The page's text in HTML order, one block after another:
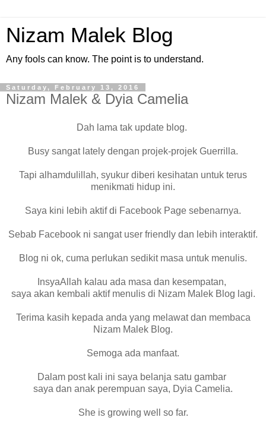
Nizam Malek Blog
Any fools can know. The point is to understand.
Saturday, February 13, 2016
Nizam Malek & Dyia Camelia
Dah lama tak update blog.
Busy sangat lately dengan projek-projek Guerrilla.
Tapi alhamdulillah, syukur diberi kesihatan untuk terus
menikmati hidup ini.
Saya kini lebih aktif di Facebook Page sebenarnya.
Sebab Facebook ni sangat user friendly dan lebih interaktif.
Blog ni ok, cuma perlukan sedikit masa untuk menulis.
InsyaAllah kalau ada masa dan kesempatan,
saya akan kembali aktif menulis di Nizam Malek Blog lagi.
Terima kasih kepada anda yang melawat dan membaca
Nizam Malek Blog.
Semoga ada manfaat.
Dalam post kali ini saya belanja satu gambar
saya dan anak perempuan saya, Dyia Camelia.
She is growing well so far.